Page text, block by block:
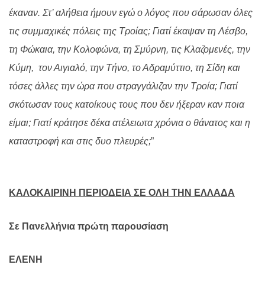
έκαναν. Στ’ αλήθεια ήμουν εγώ ο λόγος που σάρωσαν όλες
τις συμμαχικές πόλεις της Τροίας; Γιατί έκαψαν τη Λέσβο,
τη Φώκαια, την Κολοφώνα, τη Σμύρνη, τις Κλαζομενές, την
Κύμη, τον Αιγιαλό, την Τήνο, το Αδραμύττιο, τη Σίδη και
τόσες άλλες την ώρα που στραγγάλιζαν την Τροία; Γιατί
σκότωσαν τους κατοίκους τους που δεν ήξεραν καν ποια
είμαι; Γιατί κράτησε δέκα ατέλειωτα χρόνια ο θάνατος και η
καταστροφή και στις δυο πλευρές;”
ΚΑΛΟΚΑΙΡΙΝΗ ΠΕΡΙΟΔΕΙΑ ΣΕ ΟΛΗ ΤΗΝ ΕΛΛΑΔΑ
Σε Πανελλήνια πρώτη παρουσίαση
ΕΛΕΝΗ